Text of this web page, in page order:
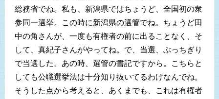
総務省でね。私も、新潟県ではちょうど、全国初の衆
参同一選挙。この時に新潟県の選管でね。ちょうど田
中の角さんが、一度も有権者の前に出ることなく、そ
して、真紀子さんがやってね。で、当選、ぶっちぎり
で当選した。あの時、選管の書記ですから。こちらと
しても公職選挙法は十分知り抜いてるわけなんでね。
そうした点から考えると、あくまでも、これは有権者